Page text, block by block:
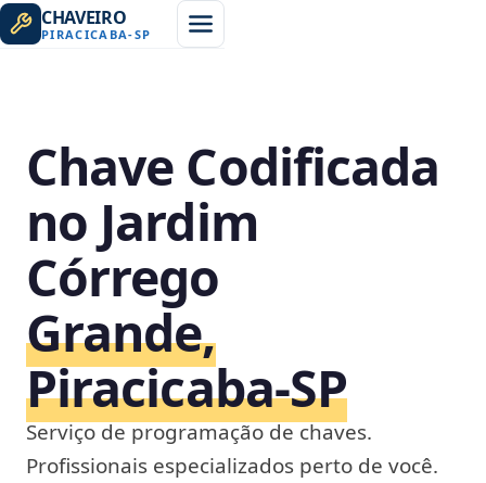
CHAVEIRO
PIRACICABA-SP
Chave Codificada
no Jardim
Córrego
Grande,
Piracicaba‑SP
Serviço de programação de chaves.
Profissionais especializados perto de você.